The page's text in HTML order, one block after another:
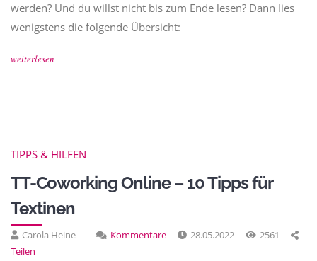
werden? Und du willst nicht bis zum Ende lesen? Dann lies
wenigstens die folgende Übersicht:
weiterlesen
TIPPS & HILFEN
TT-Coworking Online – 10 Tipps für
Textinen
Carola Heine Kommentare 28.05.2022
2561
Teilen